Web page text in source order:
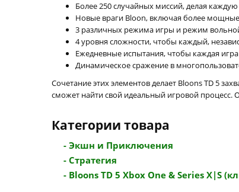
Более 250 случайных миссий, делая
Новые враги Bloon, включая более
3 различных режима игры и режим
4 уровня сложности, чтобы каждый,
Ежедневные испытания, чтобы каждая
Динамическое сражение в
Сочетание этих элементов делает Bloons TD 5
сможет найти свой идеальный игровой процесс.
Категории товара
- Экшн и Приключения
- Стратегия
- Bloons TD 5 Xbox One & Series X|S